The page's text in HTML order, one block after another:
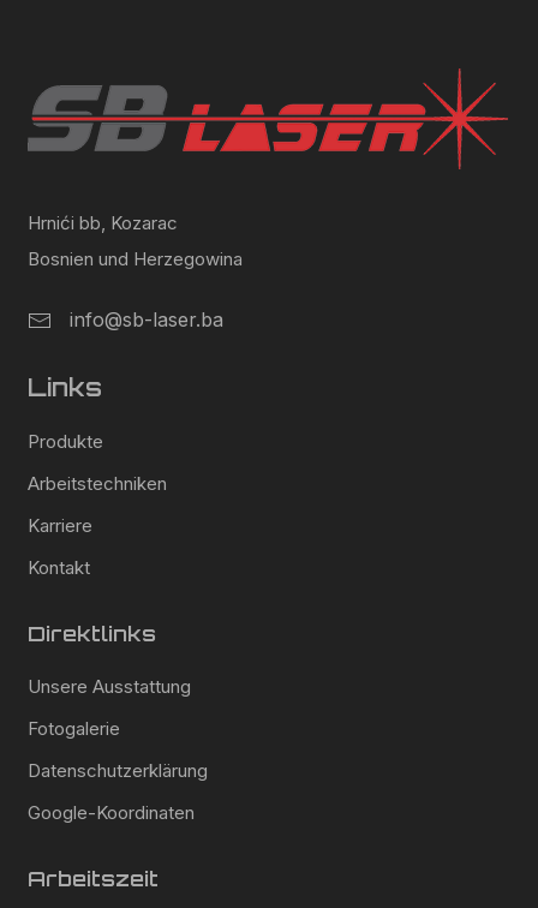
Hrnići bb, Kozarac
Bosnien und Herzegowina
info@sb-laser.ba
Links
Produkte
Arbeitstechniken
Karriere
Kontakt
Direktlinks
Unsere Ausstattung
Fotogalerie
Datenschutzerklärung
Google-Koordinaten
Arbeitszeit